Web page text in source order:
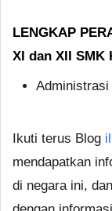
LENGKAP
XI dan XII SMK
Administrasi
Ikuti terus Blog
mendapatkan
di negara ini,